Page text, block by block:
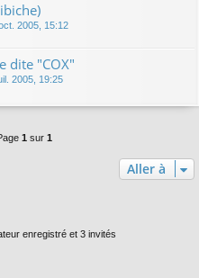
2005, 15:12
dite "COX"
2005, 19:25
1 sur 1
Aller à
enregistré et 3 invités